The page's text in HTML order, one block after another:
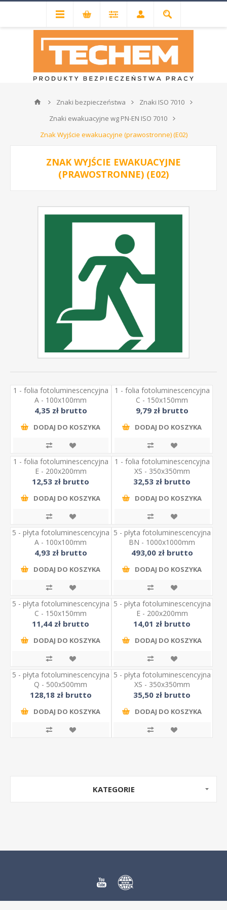
Znaki bezpieczeństwa
Znaki ISO 7010
Znaki ewakuacyjne wg PN-EN ISO 7010
Znak Wyjście ewakuacyjne (prawostronne) (E02)
ZNAK WYJŚCIE EWAKUACYJNE
(PRAWOSTRONNE) (E02)
1 - folia fotoluminescencyjna
A - 100x100mm
4,35 zł brutto
DODAJ DO KOSZYKA
1 - folia fotoluminescencyjna
C - 150x150mm
9,79 zł brutto
DODAJ DO KOSZYKA
1 - folia fotoluminescencyjna
E - 200x200mm
12,53 zł brutto
DODAJ DO KOSZYKA
1 - folia fotoluminescencyjna
XS - 350x350mm
32,53 zł brutto
DODAJ DO KOSZYKA
5 - płyta fotoluminescencyjna
A - 100x100mm
4,93 zł brutto
DODAJ DO KOSZYKA
5 - płyta fotoluminescencyjna
BN - 1000x1000mm
493,00 zł brutto
DODAJ DO KOSZYKA
5 - płyta fotoluminescencyjna
C - 150x150mm
11,44 zł brutto
DODAJ DO KOSZYKA
5 - płyta fotoluminescencyjna
E - 200x200mm
14,01 zł brutto
DODAJ DO KOSZYKA
5 - płyta fotoluminescencyjna
Q - 500x500mm
128,18 zł brutto
DODAJ DO KOSZYKA
5 - płyta fotoluminescencyjna
XS - 350x350mm
35,50 zł brutto
DODAJ DO KOSZYKA
KATEGORIE